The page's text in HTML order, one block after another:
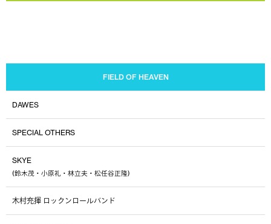
FIELD OF HEAVEN
DAWES
SPECIAL OTHERS
SKYE
(鈴木茂・小原礼・林立夫・松任谷正隆)
木村充揮 ロックンロールバンド